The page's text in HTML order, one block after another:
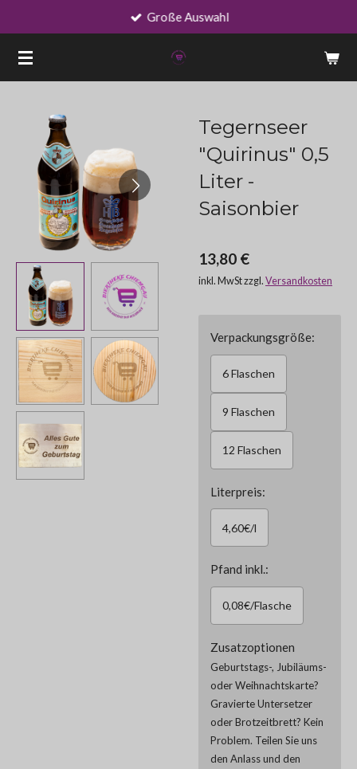
springen
Große Auswahl
Tegernseer
"Quirinus" 0,5
Liter -
Saisonbier
13,80 €
inkl. MwSt zzgl. Versandkosten
Verpackungsgröße:
6 Flaschen
9 Flaschen
12 Flaschen
Literpreis:
4,60€/l
Pfand inkl.:
0,08€/Flasche
Zusatzoptionen
Geburtstags-, Jubiläums-
oder Weihnachtskarte?
Gravierte Untersetzer
oder Brotzeitbrett? Kein
Problem. Teilen Sie uns
den Anlass und den